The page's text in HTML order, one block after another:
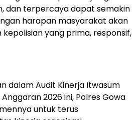
dan terpercaya dapat semakin
harapan masyarakat akan
yang prima, responsif,
dalam Audit Kinerja Itwasum
2026 ini, Polres Gowa
untuk terus